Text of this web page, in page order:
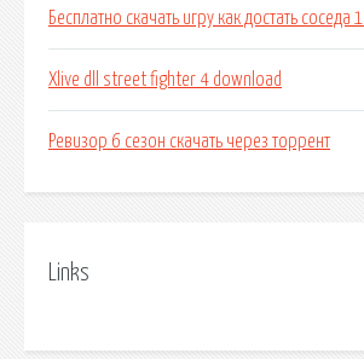
Бесплатно скачать игру как достать соседа 1
Xlive dll street fighter 4 download
Ревизор 6 сезон скачать через торрент
Links